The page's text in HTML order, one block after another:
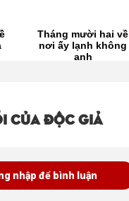
Tháng mười hai về
nơi ấy lạnh không
anh
của độc giả
nhập để bình luận